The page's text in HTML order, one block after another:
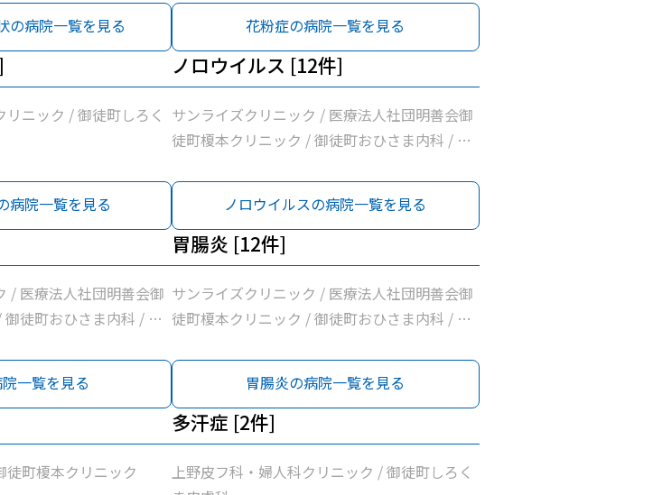
の病院一覧を見る
花粉症の病院一覧を見る
ニック / 御徒町しろく
病院一覧を見る
ノロウイルス [12件]
サンライズクリニック / 医療法人社団明善会御
徒町榎本クリニック / 御徒町おひさま内科 / 岩
医療法人社団まこと会服部医院 / 医療法人社団
曽谷村医院 / 富村内科小児科 / 医療法人社団佐
藤整形外科 / 新見クリニック / 東京保健生活協
同組合蔵前協立診療所 / 医療法人社団雪風会ふ
じ内科
ノロウイルスの病院一覧を見る
/ 医療法人社団明善会御
徒町おひさま内科 / 岩
服部医院 / 医療法人社団
児科 / 医療法人社団佐
ック / 東京保健生活協
/ 医療法人社団雪風会ふ
一覧を見る
胃腸炎 [12件]
サンライズクリニック / 医療法人社団明善会御
徒町榎本クリニック / 御徒町おひさま内科 / 岩
医療法人社団まこと会服部医院 / 医療法人社団
曽谷村医院 / 富村内科小児科 / 医療法人社団佐
藤整形外科 / 新見クリニック / 東京保健生活協
同組合蔵前協立診療所 / 医療法人社団雪風会ふ
じ内科
胃腸炎の病院一覧を見る
徒町榎本クリニック
多汗症 [2件]
上野皮フ科・婦人科クリニック / 御徒町しろく